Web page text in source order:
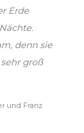
Erde
denn sie
groß
und Franz